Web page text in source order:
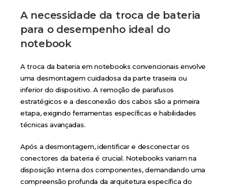
A necessidade da troca de bateria
para o desempenho ideal do
notebook
A troca da bateria em notebooks convencionais envolve
uma desmontagem cuidadosa da parte traseira ou
inferior do dispositivo. A remoção de parafusos
estratégicos e a desconexão dos cabos são a primeira
etapa, exigindo ferramentas específicas e habilidades
técnicas avançadas.
Após a desmontagem, identificar e desconectar os
conectores da bateria é crucial. Notebooks variam na
disposição interna dos componentes, demandando uma
compreensão profunda da arquitetura específica do